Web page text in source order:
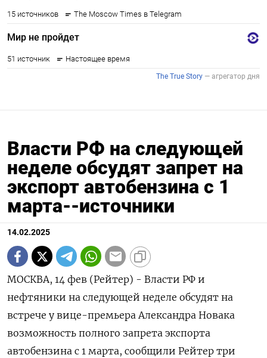
Власти РФ на следующей
неделе обсудят запрет на
экспорт автобензина с 1
марта--источники
14.02.2025
МОСКВА, 14 фев (Рейтер) - Власти РФ и
нефтяники на следующей неделе обсудят на
встрече у вице-премьера Александра Новака
возможность полного запрета экспорта
автобензина с 1 марта, сообщили Рейтер три